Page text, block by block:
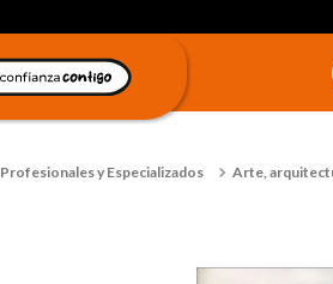
Profesionales y Especializados Arte,